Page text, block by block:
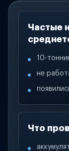
Частые
10-
не
Что